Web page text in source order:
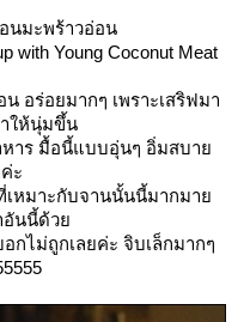
นมะพร้าวอ่อน
with Young Coconut Meat
อร่อยมากๆ เพราะเสริฟมา
ให้นุ่มขึ้น
หาร มื้อนี้แบบอุ่นๆ อิ่มสบา
ะ
เหมาะกับจานนั้นนี้มากมา
อันนี้ด้ว
ไม่ถูกเลยค่ะ จิบเล็กมากๆ